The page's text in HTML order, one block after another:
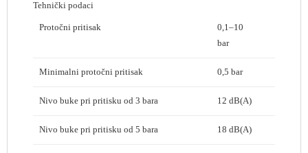
Tehnički podaci
Protočni pritisak
0,1–10
bar
Minimalni protočni pritisak 0,5 bar
Nivo buke pri pritisku od 3 bara 12 dB(A)
Nivo buke pri pritisku od 5 bara 18 dB(A)